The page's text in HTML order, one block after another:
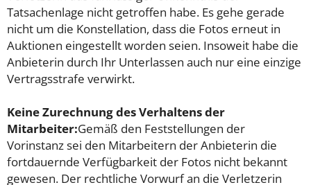
Tatsachenlage nicht getroffen habe. Es gehe gerade
nicht um die Konstellation, dass die Fotos erneut in
Auktionen eingestellt worden seien. Insoweit habe die
Anbieterin durch Ihr Unterlassen auch nur eine einzige
Vertragsstrafe verwirkt.
Keine Zurechnung des Verhaltens der
Mitarbeiter:Gemäß den Feststellungen der
Vorinstanz sei den Mitarbeitern der Anbieterin die
fortdauernde Verfügbarkeit der Fotos nicht bekannt
gewesen. Der rechtliche Vorwurf an die Verletzerin